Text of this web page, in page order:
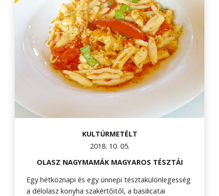
KULTÚRMETÉLT
2018. 10. 05.
OLASZ NAGYMAMÁK MAGYAROS TÉSZTÁI
Egy hétköznapi és egy ünnepi tésztakülönlegesség
a délolasz konyha szakértőitől, a basilicatai